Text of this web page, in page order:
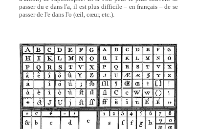
passer du e dans l'a, il est plus difficile – en français – de se
passer de l'e dans l'o (œil, cœur, etc.).